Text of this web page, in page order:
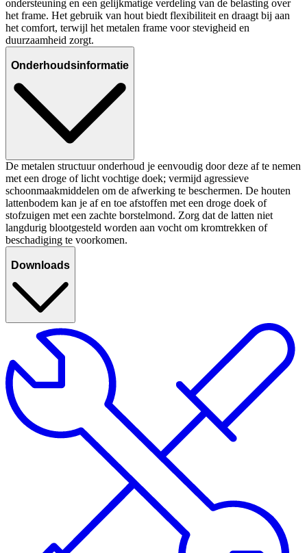
ondersteuning en een gelijkmatige verdeling van de belasting over
het frame. Het gebruik van hout biedt flexibiliteit en draagt bij aan
het comfort, terwijl het metalen frame voor stevigheid en
duurzaamheid zorgt.
Onderhoudsinformatie
De metalen structuur onderhoud je eenvoudig door deze af te nemen
met een droge of licht vochtige doek; vermijd agressieve
schoonmaakmiddelen om de afwerking te beschermen. De houten
lattenbodem kan je af en toe afstoffen met een droge doek of
stofzuigen met een zachte borstelmond. Zorg dat de latten niet
langdurig blootgesteld worden aan vocht om kromtrekken of
beschadiging te voorkomen.
Downloads